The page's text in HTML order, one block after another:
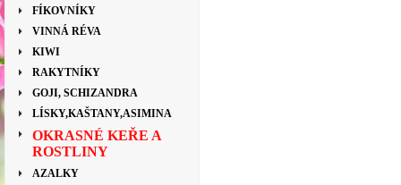
FÍKOVNÍKY
VINNÁ RÉVA
KIWI
RAKYTNÍKY
GOJI, SCHIZANDRA
LÍSKY,KAŠTANY,ASIMINA
OKRASNÉ KEŘE A
ROSTLINY
AZALKY